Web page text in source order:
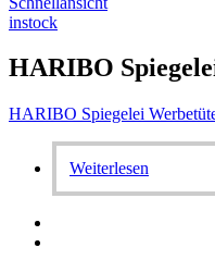
instock
HARIBO
HARIBO Spiegelei
Weiterlesen